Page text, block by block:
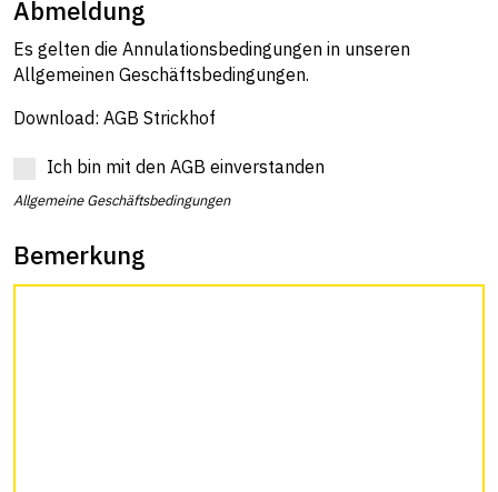
Abmeldung
Es gelten die Annulationsbedingungen in unseren
Allgemeinen Geschäftsbedingungen.
Download: AGB Strickhof
Ich bin mit den AGB einverstanden
Allgemeine Geschäftsbedingungen
Bemerkung